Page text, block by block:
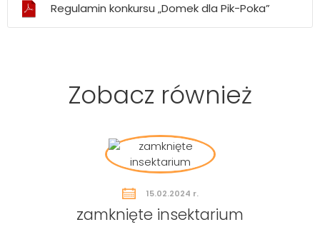
Regulamin konkursu „Domek dla Pik-Poka”
Zobacz również
15.02.2024 r.
zamknięte insektarium